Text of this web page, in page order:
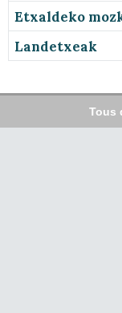
Etxaldeko
Landetxeak
Tous